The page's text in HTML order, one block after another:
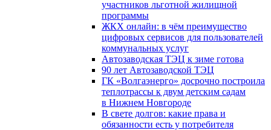
участников льготной жилищной
программы
ЖКХ онлайн: в чём преимущество
цифровых сервисов для пользователей
коммунальных услуг
Автозаводская ТЭЦ к зиме готова
90 лет Автозаводской ТЭЦ
ГК «Волгаэнерго» досрочно построила
теплотрассы к двум детским садам
в Нижнем Новгороде
В свете долгов: какие права и
обязанности есть у потребителя